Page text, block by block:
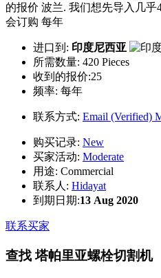
的报价 波兰. 我们想先导入几乎
会订购 每年
进口到: 印度尼西亚
所需数量: 420 Pieces
收到的报价:25
频率: 每年
联系方式: Email (Verified)
购买记录: New
买家活动: Moderate
用途: Commercial
联系人: Hidayat
到期日期:13 Aug 2020
联系买家
查找 塔帕里亚螺栓切割机